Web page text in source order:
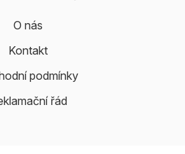
O nás
Kontakt
podmínky
řád